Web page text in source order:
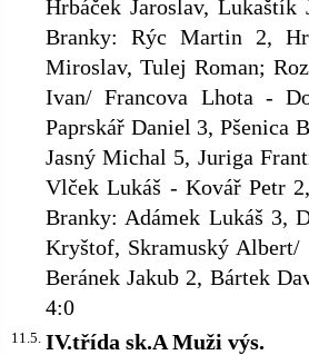
Hrbáček Jaroslav,
Branky: Rýc Martin 2,
Miroslav, Tulej Roman;
Ivan/ Francova Lhota -
Paprskář Daniel 3, Pšenica
Jasný Michal 5, Juriga
Vlček Lukáš - Kovář Petr
Branky: Adámek Lukáš 3,
Kryštof, Skramuský
Beránek Jakub 2, Bártek
4:0
11.5. IV.třída sk.A Muži výs.